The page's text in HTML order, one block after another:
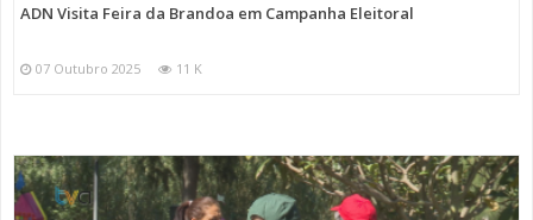
ADN Visita Feira da Brandoa em Campanha Eleitoral
07 Outubro 2025 11 K